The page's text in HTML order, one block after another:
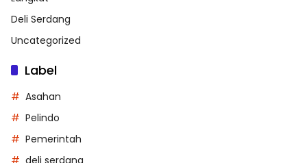
Deli Serdang
Uncategorized
Label
Asahan
Pelindo
Pemerintah